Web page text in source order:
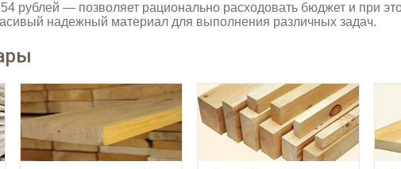
рублей — позволяет рационально расходовать бюджет и при
надежный материал для выполнения различных задач.